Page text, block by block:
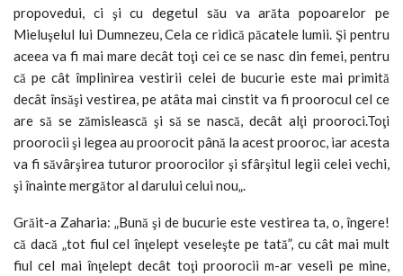
propovedui, ci şi cu degetul său va arăta popoarelor pe
Mieluşelul lui Dumnezeu, Cela ce ridică păcatele lumii. Şi pentru
aceea va fi mai mare decât toţi cei ce se nasc din femei, pentru
că pe cât împlinirea vestirii celei de bucurie este mai primită
decât însăşi vestirea, pe atâta mai cinstit va fi proorocul cel ce
are să se zămislească şi să se nască, decât alţi prooroci.Toţi
proorocii şi legea au proorocit până la acest prooroc, iar acesta
va fi săvârşirea tuturor proorocilor şi sfârşitul legii celei vechi,
şi înainte mergător al darului celui nou„.
Grăit-a Zaharia: „Bună şi de bucurie este vestirea ta, o, îngere!
că dacă „tot fiul cel înţelept veseleşte pe tată”, cu cât mai mult
fiul cel mai înţelept decât toţi proorocii m-ar veseli pe mine,